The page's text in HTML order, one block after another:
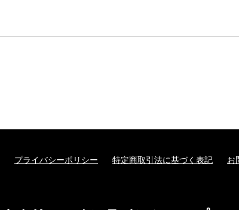
プライバシーポリシー 特定商取引法に基づく表記 お